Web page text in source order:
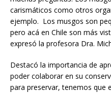
carismáticos como otros
ejemplo. Los musgos son
pero acá en Chile son más
expresó la profesora Dra.
Destacó la importancia de
poder colaborar en su
para preservar, tenemos que